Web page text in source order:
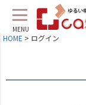
MENU
HOME ログイン